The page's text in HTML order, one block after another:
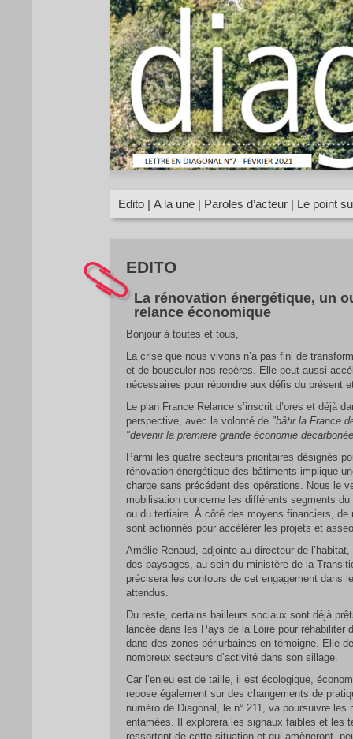
Edito | A la une | Paroles d’acteur | Le point
EDITO
La rénovation énergétique, un
relance économique
Bonjour à toutes et tous,
La crise que nous vivons n’a pas fini de
et de bousculer nos repères. Elle peut aussi
nécessaires pour répondre aux défis du présent
Le plan France Relance s’inscrit d’ores et déjà
perspective, avec la volonté de "bâtir la France
"devenir la première grande économie
Parmi les quatre secteurs prioritaires désignés
rénovation énergétique des bâtiments implique
charge sans précédent des opérations. Nous le
mobilisation concerne les différents segments
ou du tertiaire. À côté des moyens financiers, de
sont actionnés pour accélérer les projets et
Amélie Renaud, adjointe au directeur de l’habitat,
des paysages, au sein du ministère de la
précisera les contours de cet engagement dans
attendus.
Du reste, certains bailleurs sociaux sont déjà
lancée dans les Pays de la Loire pour réhabiliter
dans des zones périurbaines en témoigne. Elle
nombreux secteurs d’activité dans son sillage.
Car l’enjeu est de taille, il est écologique,
repose également sur des changements de
numéro de Diagonal, le n° 211, va poursuivre les
entamées. Il explorera les signaux faibles et les
ressortent de cette situation et qui amèneront,